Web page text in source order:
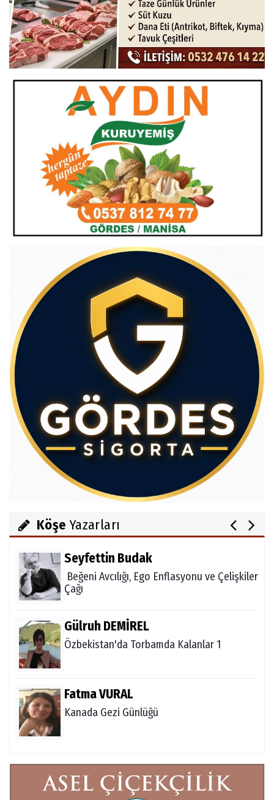
Köşe Yazarları
Av.Cenap GÜVEN
Gördesli Şair Alim Atay
Salih OKKALI
Seyfettin Budak
Beğeni Avcılığı, Ego Enflasyonu ve Çelişkiler
Çağı
Gülruh DEMİREL
Özbekistan'da Torbamda Kalanlar 1
Fatma VURAL
Kanada Gezi Günlüğü
Mert AKAR
Röportaj Serisi-46: Konuk =Prof.Dr.Hakan
Atalay (Psikanaliz)